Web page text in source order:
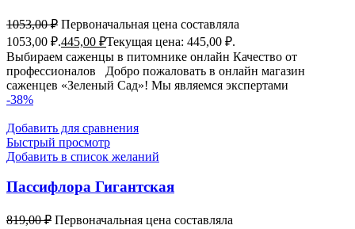
1053,00₽ Первоначальная цена составляла
1053,00 ₽.445,00 ₽Текущая цена: 445,00 ₽.
Выбираем саженцы в питомнике онлайн Качество от
профессионалов Добро пожаловать в онлайн магазин
саженцев «Зеленый Сад»! Мы являемся экспертами
-38%
Добавить для сравнения
Быстрый просмотр
Добавить в список желаний
Пассифлора Гигантская
819,00₽ Первоначальная цена составляла